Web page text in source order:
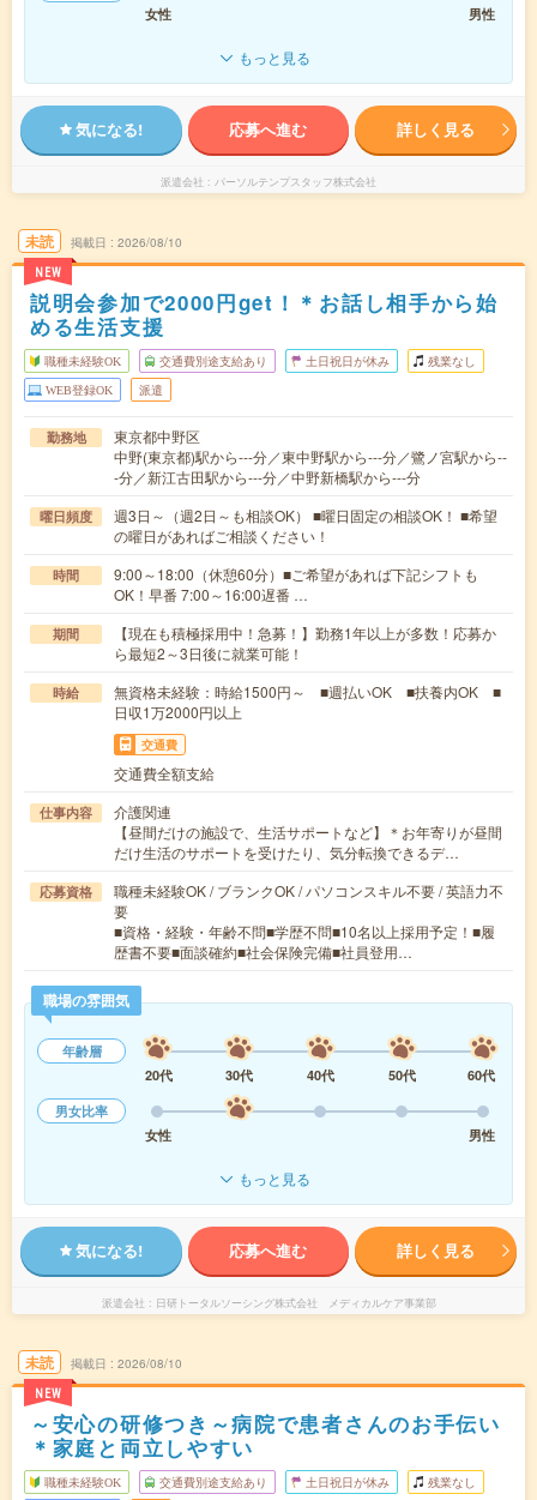
女性
男性
もっと見る
気になる! 応募へ進む 詳しく見る
派遣会社 パーソルテンプスタッフ株式会社
未読
NEW
掲載日 2026/08/10
説明会参加で2000円get！＊お話し相手から始
める生活支援
職種未経験OK 交通費別途支給あり 土日祝日が休み 残業なし
WEB登録OK 派遣
勤務地
東京都中野区
中野(東京都)駅から---分／東中野駅から---分／鷺ノ宮駅から--
-分／新江古田駅から---分／中野新橋駅から---分
曜日頻度
週3日～（週2日～も相談OK） ■曜日固定の相談OK！ ■希望
の曜日があればご相談ください！
時間
9:00～18:00（休憩60分）■ご希望があれば下記シフトも
OK！早番 7:00～16:00遅番 …
期間
【現在も積極採用中！急募！】勤務1年以上が多数！応募か
ら最短2～3日後に就業可能！
時給
無資格未経験：時給1500円～ ■週払いOK ■扶養内OK ■
日収1万2000円以上
交通費
交通費全額支給
仕事内容
介護関連
【昼間だけの施設で、生活サポートなど】＊お年寄りが昼間
だけ生活のサポートを受けたり、気分転換できるデ…
応募資格
職種未経験OK / ブランクOK / パソコンスキル不要 / 英語力不
要
■資格・経験・年齢不問■学歴不問■10名以上採用予定！■履
歴書不要■面談確約■社会保険完備■社員登用…
職場の雰囲気
年齢層
20代
30代 40代 50代
60代
男女比率
女性
男性
もっと見る
気になる! 応募へ進む 詳しく見る
派遣会社 日研トータルソーシング株式会社 メディカルケア事業部
未読
NEW
掲載日 2026/08/10
～安心の研修つき～病院で患者さんのお手伝い
＊家庭と両立しやすい
職種未経験OK 交通費別途支給あり 土日祝日が休み 残業なし